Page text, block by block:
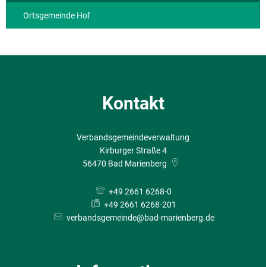
Ortsgemeinde Hof
Kontakt
Verbandsgemeindeverwaltung
Kirburger Straße 4
56470 Bad Marienberg
+49 2661 6268-0
+49 2661 6268-201
verbandsgemeinde@bad-marienberg.de